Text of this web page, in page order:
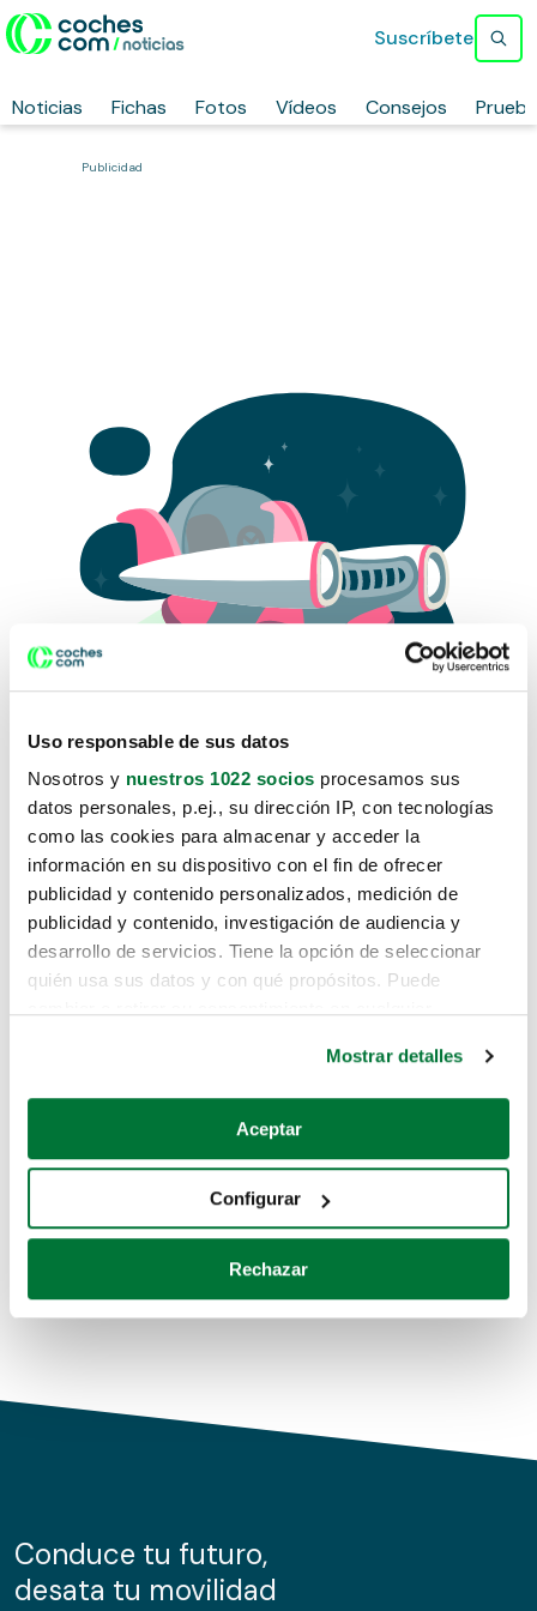
Uso responsable de sus datos
Nosotros y nuestros 1022 socios procesamos sus
datos personales, p.ej., su dirección IP, con tecnologías
como las cookies para almacenar y acceder la
información en su dispositivo con el fin de ofrecer
publicidad y contenido personalizados, medición de
publicidad y contenido, investigación de audiencia y
desarrollo de servicios. Tiene la opción de seleccionar
quién usa sus datos y con qué propósitos. Puede
Si lo permite, también quisiéramos:
Recopilar información sobre su ubicación geográfica
Identificar su dispositivo analizándolo activamente
para buscar características específicas (huellas
Obtenga más información sobre cómo se procesan sus
de cookies.
información sobre el uso que haga del sitio web con
nuestros partners de redes sociales, publicidad y análisis
Mostrar detalles
Aceptar
Configurar
Rechazar
Noticias Fichas Fotos Vídeos Consejos
Suscríbete
Publicidad
Lo sentimos, no sabemos como
te hemos traido hasta aquí.
Pero puedes encontrar el coche que estás
buscando en alguno de estos enlaces:
Coches de segunda mano
Coches de km0
Conduce tu futuro,
desata tu movilidad